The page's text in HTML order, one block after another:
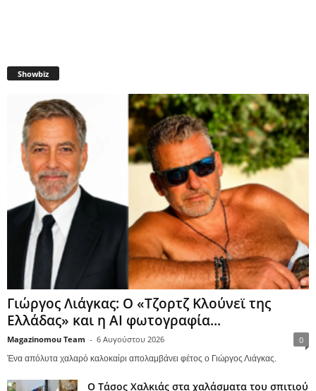
Showbiz
Γιώργος Λιάγκας: Ο «Τζορτζ Κλούνεϊ της
Ελλάδας» και η AI φωτογραφία...
Magazinomou Team - 6 Αυγούστου 2026 0
Ένα απόλυτα χαλαρό καλοκαίρι απολαμβάνει φέτος ο Γιώργος Λιάγκας.
Ο Τάσος Χαλκιάς στα χαλάσματα του σπιτιού